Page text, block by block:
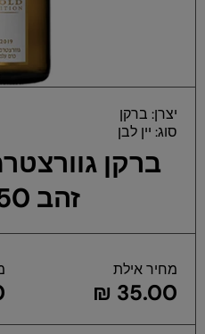
יצרן: ברקן
סוג: יין לבן
ברקן
זהב 750 מ"ל
מחיר אילת
35.00 ₪